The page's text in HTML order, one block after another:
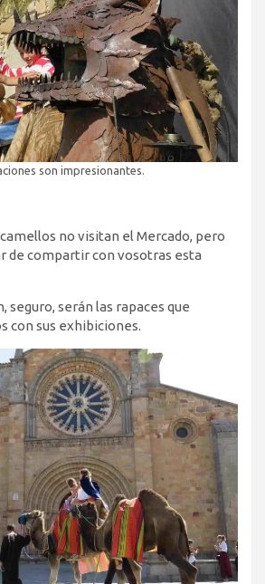
son impresionantes.
no visitan el Mercado, pero
de compartir con vosotras esta
seguro, serán las rapaces que
con sus exhibiciones.